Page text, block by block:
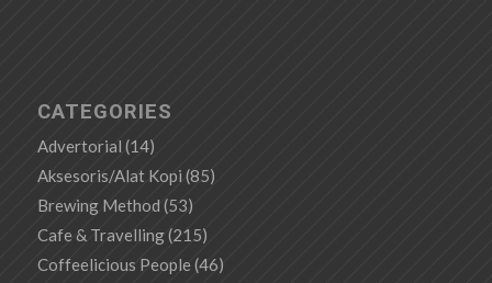
CATEGORIES
Advertorial (14)
Aksesoris/Alat Kopi (85)
Brewing Method (53)
Cafe & Travelling(215)
Coffeelicious People (46)